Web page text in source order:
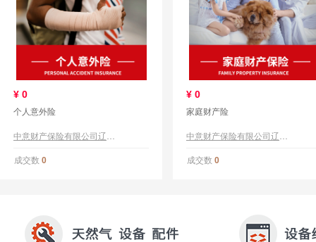
¥ 0
个人意外险
成交数 0
¥ 0
家庭财产险
成交数 0